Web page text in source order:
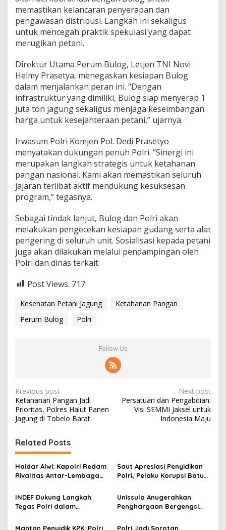
n
g
P
e
i
memastikan kelancaran penyerapan dan
pengawasan distribusi. Langkah ini sekaligus
untuk mencegah praktik spekulasi yang dapat
merugikan petani.
Direktur Utama Perum Bulog, Letjen TNI Novi
Helmy Prasetya, menegaskan kesiapan Bulog
dalam menjalankan peran ini. “Dengan
infrastruktur yang dimiliki, Bulog siap menyerap 1
juta ton jagung sekaligus menjaga keseimbangan
harga untuk kesejahteraan petani,” ujarnya.
Irwasum Polri Komjen Pol. Dedi Prasetyo
menyatakan dukungan penuh Polri. “Sinergi ini
merupakan langkah strategis untuk ketahanan
pangan nasional. Kami akan memastikan seluruh
jajaran terlibat aktif mendukung kesuksesan
program,” tegasnya.
Sebagai tindak lanjut, Bulog dan Polri akan
melakukan pengecekan kesiapan gudang serta alat
pengering di seluruh unit. Sosialisasi kepada petani
juga akan dilakukan melalui pendampingan oleh
Polri dan dinas terkait.
Post Views: 717
Kesehatan Petani Jagung
Ketahanan Pangan
Perum Bulog
Polri
Follow Us
P
o
s
t
n
a
v
i
g
Previous post
Ketahanan Pangan Jadi
Prioritas, Polres Halut Panen
Jagung di Tobelo Barat
Next post
Persatuan dan Pengabdian:
Visi SEMMI Jaksel untuk
Indonesia Maju
Related Posts
Haidar Alwi: Kapolri Redam
Rivalitas Antar-Lembaga
Saut Apresiasi Penyidikan
Polri, Pelaku Korupsi Batu
Berat
INDEF Dukung Langkah
Tegas Polri dalam
TPPU
Unissula Anugerahkan
Penghargaan Bergengsi
Mantan Penyidik KPK: Polri
Polri Jadi Sorotan,